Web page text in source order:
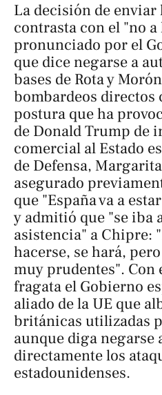
La decisión de
contrasta con el "no
pronunciado por el
que dice negarse a
bases de Rota y
bombardeos directos
postura que ha
de Donald Trump de
comercial al Estado
de Defensa,
asegurado
que "España va a
y admitió que "se iba
asistencia" a Chipre:
hacerse, se hará,
muy prudentes". Con
fragata el Gobierno
aliado de la UE que
británicas utilizadas
aunque diga negarse
directamente los
estadounidenses.